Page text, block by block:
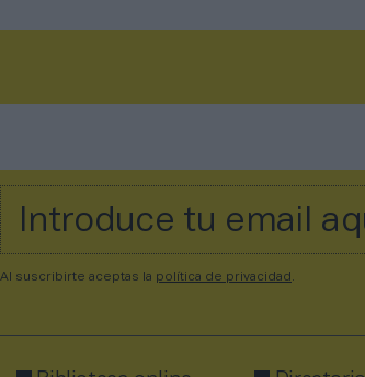
Al suscribirte aceptas la política de privacidad